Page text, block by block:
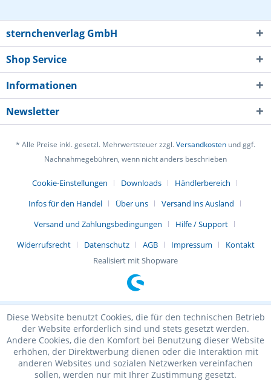
sternchenverlag GmbH
Shop Service
Informationen
Newsletter
* Alle Preise inkl. gesetzl. Mehrwertsteuer zzgl.Versandkosten und ggf.
Nachnahmegebühren, wenn nicht anders beschrieben
Cookie-Einstellungen Downloads
Händlerbereich
Infos für den Handel
Über uns
Versand ins Ausland
Versand und Zahlungsbedingungen
Hilfe / Support
Widerrufsrecht
Datenschutz AGB Impressum
Kontakt
Realisiert mit Shopware
Diese Website benutzt Cookies, die für den technischen Betrieb
der Website erforderlich sind und stets gesetzt werden.
Andere Cookies, die den Komfort bei Benutzung dieser Website
erhöhen, der Direktwerbung dienen oder die Interaktion mit
anderen Websites und sozialen Netzwerken vereinfachen
sollen, werden nur mit Ihrer Zustimmung gesetzt.